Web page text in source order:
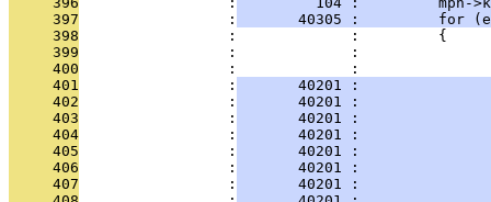
     397
                 :
40305 :         for
     398
                 :             :         {
     399
:             :
     400
:             :
     401
                 :
40201 :
     402
                 :
40201 :
     403
                 :
40201 :
     404
                 :
40201 :
     405
                 :
40201 :
     406
                 :
40201 :
     407
                 :
40201 :